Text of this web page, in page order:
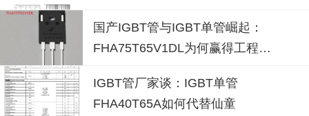
国产IGBT管与IGBT单管崛起：
FHA75T65V1DL为何赢得工程师
IGBT管厂家谈：IGBT单管
FHA40T65A如何代替仙童